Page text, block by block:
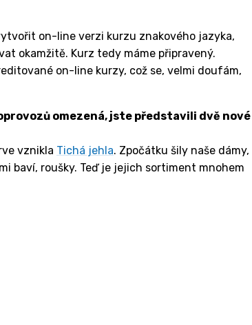
on-line verzi kurzu znakového jazyka,
okamžitě. Kurz tedy máme připravený.
on-line kurzy, což se, velmi doufám,
omezená, jste představili dvě nové
vznikla Tichá jehla. Zpočátku šily naše dámy,
baví, roušky. Teď je jejich sortiment mnohem